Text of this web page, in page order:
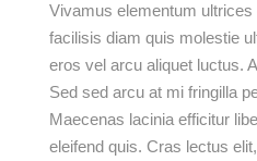
Vivamus elementum
facilisis diam quis molestie
eros vel arcu aliquet luctus.
Sed sed arcu at mi fringilla
Maecenas lacinia efficitur
eleifend quis. Cras lectus